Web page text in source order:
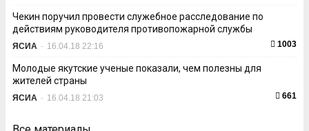
Чекин поручил провести служебное расследование по
действиям руководителя противопожарной службы
ЯСИА - 16.04.18 22:16 1003
Молодые якутские ученые показали, чем полезны для
жителей страны
ЯСИА - 16.04.18 21:03 661